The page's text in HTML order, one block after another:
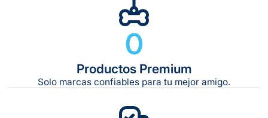
0
Productos Premium
Solo marcas confiables para tu mejor amigo.